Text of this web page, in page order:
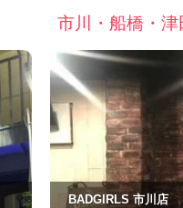
市川・船橋・
BADGIRLS 市川店